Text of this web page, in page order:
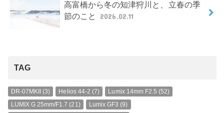
高富橋から冬の知津狩川と、立春の季
節のこと
2026.02.11
TAG
DR-07MKII (3) Helios 44-2 (7) Lumix 14mm F2.5 (52)
LUMIX G 25mm/F1.7 (21) Lumix GF3 (9)